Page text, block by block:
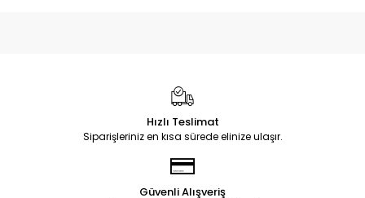
Hızlı Teslimat
Siparişleriniz en kısa sürede elinize ulaşır.
Güvenli Alışveriş